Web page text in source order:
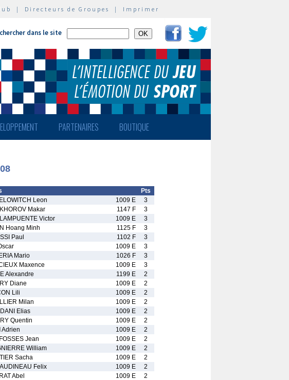
| Directeurs de Groupes | Imprimer
dans le site
PARTENAIRES BOUTIQUE
Pts
Leon 1009 E
3
Makar 1147 F
3
Victor 1009 E
3
Hoang Minh 1125 F
3
Paul 1102 F
3
1009 E
3
Mario 1026 F
3
Maxence 1009 E
3
Alexandre 1199 E
2
Diane 1009 E
2
Lili 1009 E
2
Milan 1009 E
2
Elias 1009 E
2
Quentin 1009 E
2
Adrien 1009 E
2
Jean 1009 E
2
William 1009 E
2
Sacha 1009 E
2
Felix 1009 E
2
Abel 1009 E
2